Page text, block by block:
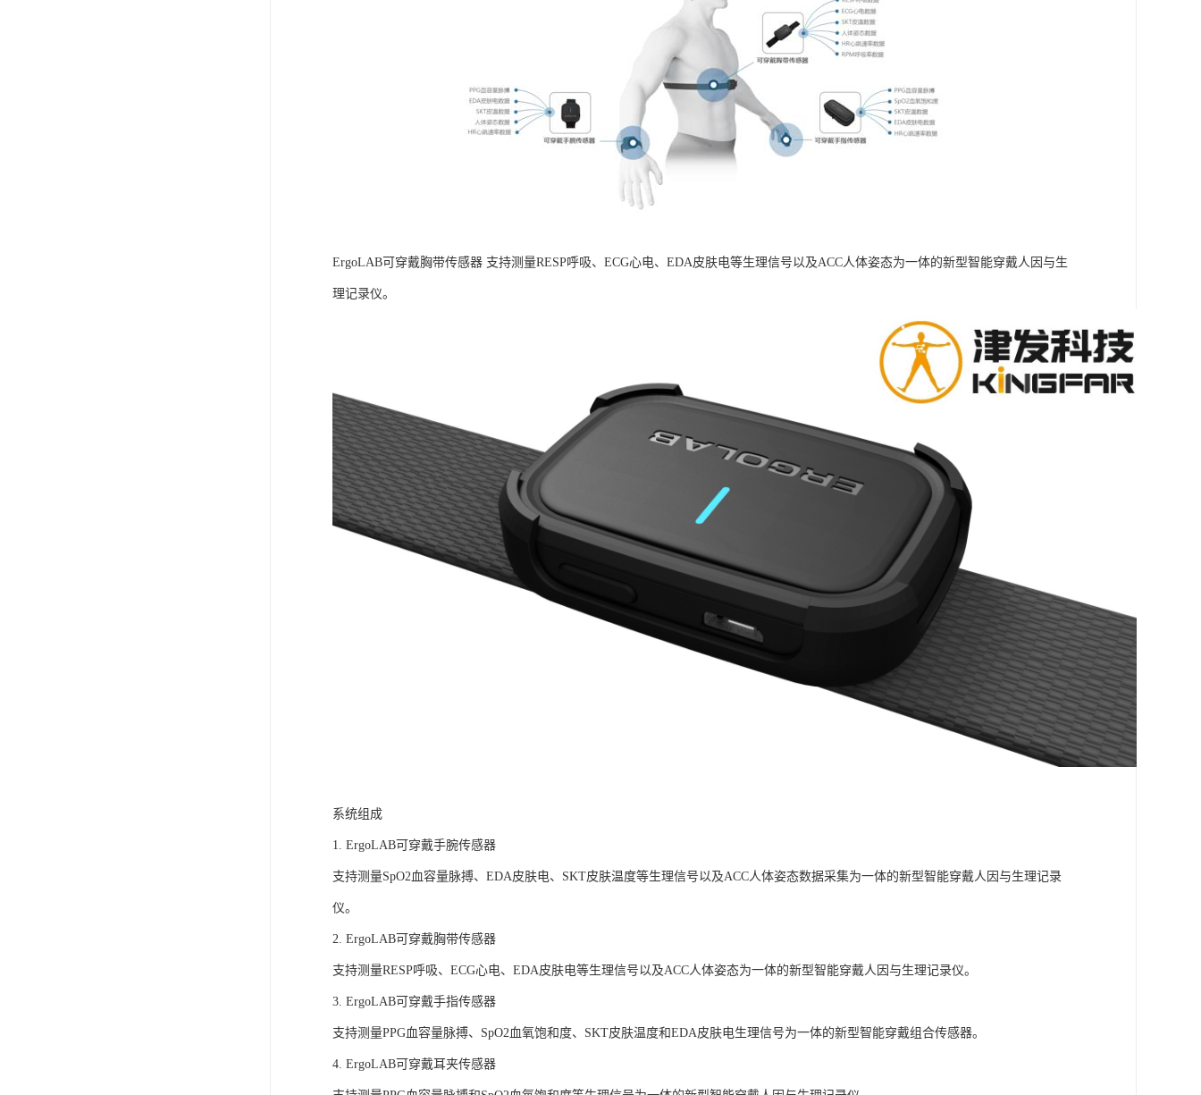
ErgoLAB可穿戴胸带传感器 支持测量RESP呼吸、ECG心电、EDA皮肤电等生理信号以及ACC人体姿态为一体的新型智能穿戴人因与生
理记录仪。
系统组成
1. ErgoLAB可穿戴手腕传感器
支持测量SpO2血容量脉搏、EDA皮肤电、SKT皮肤温度等生理信号以及ACC人体姿态数据采集为一体的新型智能穿戴人因与生理记录
仪。
2. ErgoLAB可穿戴胸带传感器
支持测量RESP呼吸、ECG心电、EDA皮肤电等生理信号以及ACC人体姿态为一体的新型智能穿戴人因与生理记录仪。
3. ErgoLAB可穿戴手指传感器
支持测量PPG血容量脉搏、SpO2血氧饱和度、SKT皮肤温度和EDA皮肤电生理信号为一体的新型智能穿戴组合传感器。
4. ErgoLAB可穿戴耳夹传感器